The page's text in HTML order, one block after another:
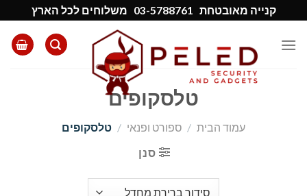
to
content
קנייה מאובטחת 03-5788761 משלוחים לכל הארץ
טלסקופים
עמוד הבית / ספורט ופנאי / טלסקופים
סנן